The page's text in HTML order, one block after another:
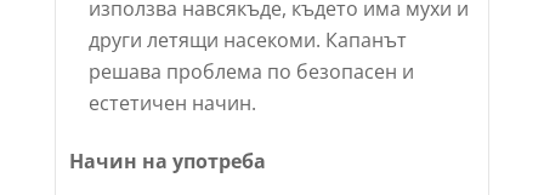
използва навсякъде, където има мухи и
други летящи насекоми. Капанът
решава проблема по безопасен и
естетичен начин.
Начин на употреба